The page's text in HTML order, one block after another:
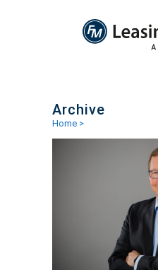
Archive
Home >